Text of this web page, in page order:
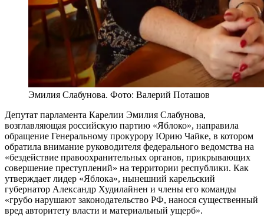
Эмилия Слабунова. Фото: Валерий Поташов
Депутат парламента Карелии Эмилия Слабунова,
возглавляющая российскую партию «Яблоко», направила
обращение Генеральному прокурору Юрию Чайке, в котором
обратила внимание руководителя федерального ведомства на
«бездействие правоохранительных органов, прикрывающих
совершение преступлений» на территории республики. Как
утверждает лидер «Яблока», нынешний карельский
губернатор Александр Худилайнен и члены его команды
«грубо нарушают законодательство РФ, нанося существенный
вред авторитету власти и материальный ущерб».